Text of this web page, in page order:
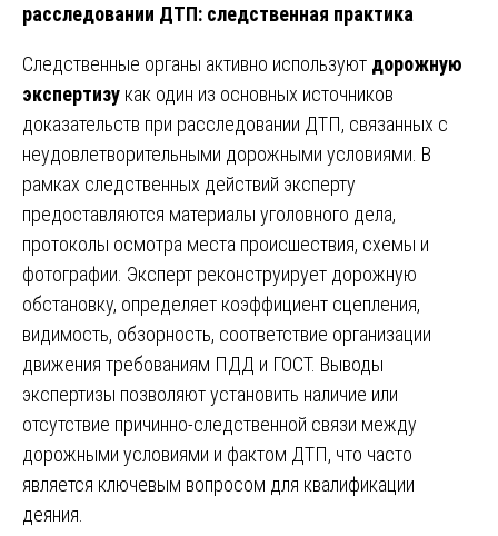
расследовании ДТП: следственная практика
Следственные органы активно используют дорожную
экспертизу как один из основных источников
доказательств при расследовании ДТП, связанных с
неудовлетворительными дорожными условиями. В
рамках следственных действий эксперту
предоставляются материалы уголовного дела,
протоколы осмотра места происшествия, схемы и
фотографии. Эксперт реконструирует дорожную
обстановку, определяет коэффициент сцепления,
видимость, обзорность, соответствие организации
движения требованиям ПДД и ГОСТ. Выводы
экспертизы позволяют установить наличие или
отсутствие причинно-следственной связи между
дорожными условиями и фактом ДТП, что часто
является ключевым вопросом для квалификации
деяния.